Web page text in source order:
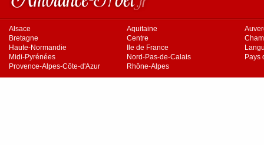
Alsace Aquitaine
Bretagne
Centre
Haute-Normandie
Ile de France
Midi-Pyrénées
Nord-Pas-de-Calais
Pays
Provence-Alpes-Côte-d'Azur
Rhône-Alpes